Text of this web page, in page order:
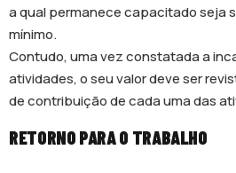
a qual permanece capacitado seja
mínimo.
Contudo, uma vez constatada a
atividades, o seu valor deve ser
de contribuição de cada uma das
RETORNO PARA O TRABALHO